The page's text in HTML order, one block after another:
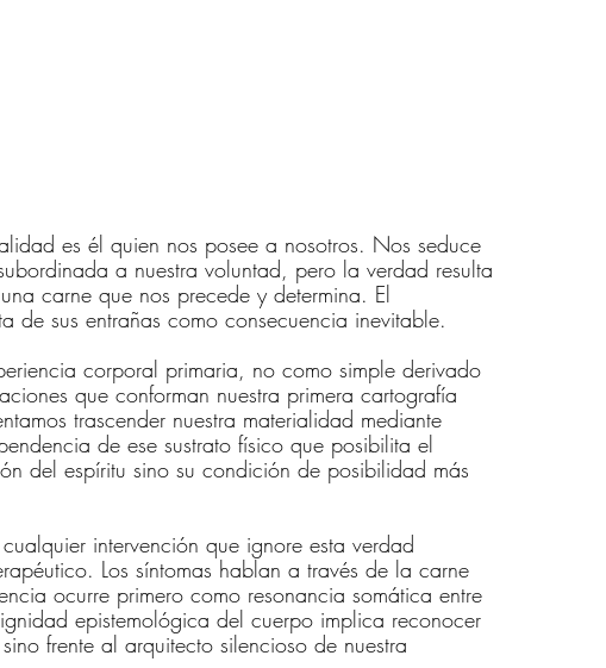
es él quien nos posee a nosotros. Nos seduce
a nuestra voluntad, pero la verdad resulta
carne que nos precede y determina. El
de sus entrañas como consecuencia inevitable.
corporal primaria, no como simple derivado
que conforman nuestra primera cartografía
trascender nuestra materialidad mediante
de ese sustrato físico que posibilita el
del espíritu sino su condición de posibilidad más
intervención que ignore esta verdad
Los síntomas hablan a través de la carne
ocurre primero como resonancia somática entre
epistemológica del cuerpo implica reconocer
frente al arquitecto silencioso de nuestra